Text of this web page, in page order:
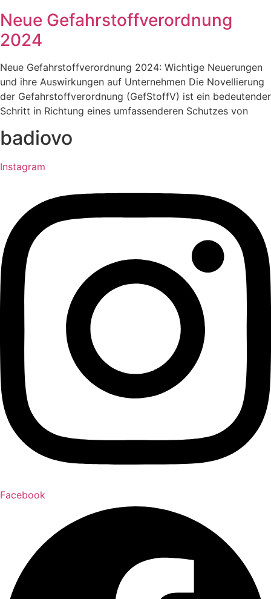
Neue Gefahrstoffverordnung
2024
Neue Gefahrstoffverordnung 2024: Wichtige Neuerungen
und ihre Auswirkungen auf Unternehmen Die Novellierung
der Gefahrstoffverordnung (GefStoffV) ist ein bedeutender
Schritt in Richtung eines umfassenderen Schutzes von
badiovo
Instagram
Facebook